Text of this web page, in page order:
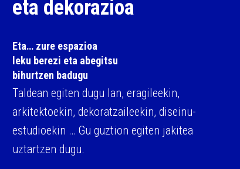
eta dekorazioa
Eta… zure espazioa
leku berezi eta abegitsu
bihurtzen badugu
Taldean egiten dugu lan, eragileekin,
arkitektoekin, dekoratzaileekin, diseinu-
estudioekin … Gu guztion egiten jakitea
uztartzen dugu.